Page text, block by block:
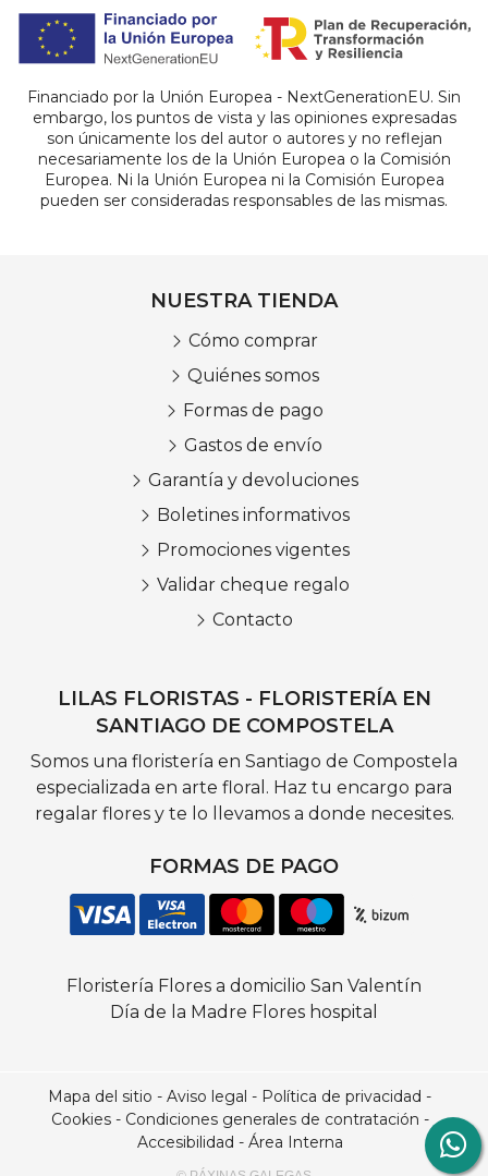
Financiado por la Unión Europea - NextGenerationEU. Sin
embargo, los puntos de vista y las opiniones expresadas
son únicamente los del autor o autores y no reflejan
necesariamente los de la Unión Europea o la Comisión
Europea. Ni la Unión Europea ni la Comisión Europea
pueden ser consideradas responsables de las mismas.
LILAS FLORISTAS - FLORISTERÍA EN
SANTIAGO DE COMPOSTELA
Somos una floristería en Santiago de Compostela
especializada en arte floral. Haz tu encargo para
regalar flores y te lo llevamos a donde necesites.
FORMAS DE PAGO
NUESTRA TIENDA
Cómo comprar
Quiénes somos
Formas de pago
Gastos de envío
Garantía y devoluciones
Boletines informativos
Promociones vigentes
Validar cheque regalo
Contacto
Floristería Flores a domicilio San Valentín
Día de la Madre Flores hospital
Mapa del sitio - Aviso legal - Política de privacidad -
Cookies- Condiciones generales de contratación -
Accesibilidad - Área Interna